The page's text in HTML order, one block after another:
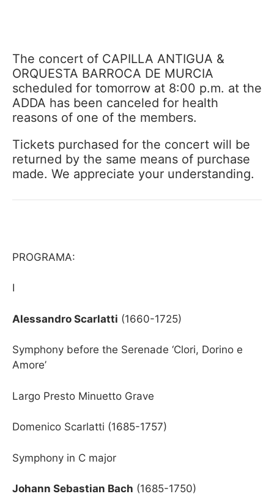
The concert of CAPILLA ANTIGUA &
ORQUESTA BARROCA DE MURCIA
scheduled for tomorrow at 8:00 p.m. at the
ADDA has been canceled for health
reasons of one of the members.
Tickets purchased for the concert will be
returned by the same means of purchase
made. We appreciate your understanding.
PROGRAMA:
I
Alessandro Scarlatti (1660-1725)
Symphony before the Serenade ‘Clori, Dorino e
Amore’
Largo Presto Minuetto Grave
Domenico Scarlatti (1685-1757)
Symphony in C major
Johann Sebastian Bach (1685-1750)